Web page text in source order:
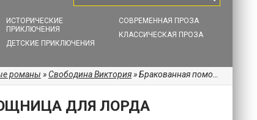
ИСТОРИЧЕСКИЕ
ПРИКЛЮЧЕНИЯ
ДЕТСКИЕ ПРИКЛЮЧЕНИЯ
СОВРЕМЕННАЯ ПРОЗА
КЛАССИЧЕСКАЯ ПРОЗА
романы »Свободина Виктория» Бракованная помощница для Лорда
ДЛЯ ЛОРДА